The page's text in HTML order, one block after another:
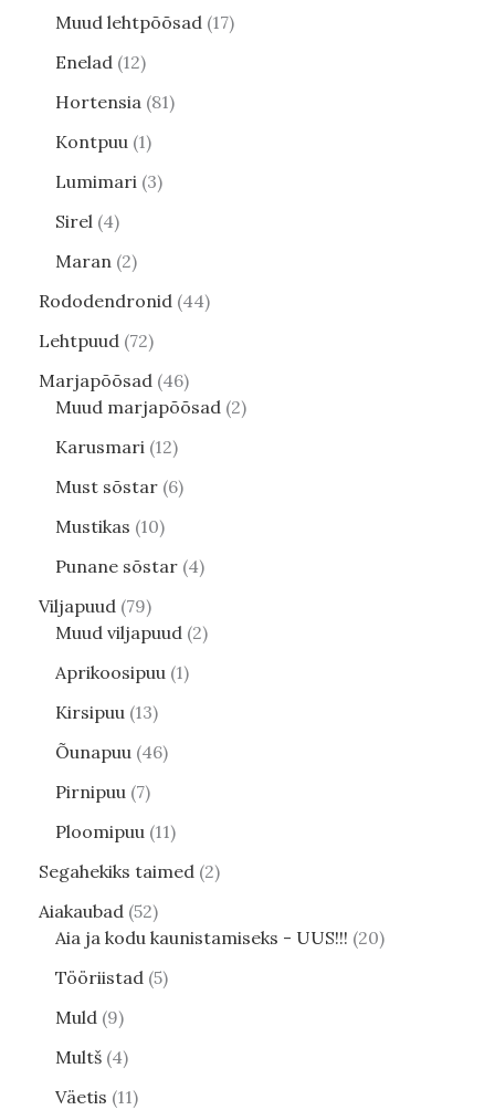
Muud lehtpõõsad 17
Enelad 12
Hortensia 81
Kontpuu 1
Lumimari 3
Sirel 4
Maran 2
Rododendronid 44
Lehtpuud 72
Marjapõõsad 46
Muud marjapõõsad 2
Karusmari 12
Must sõstar 6
Mustikas 10
Punane sõstar 4
Viljapuud 79
Muud viljapuud 2
Aprikoosipuu 1
Kirsipuu 13
Õunapuu 46
Pirnipuu 7
Ploomipuu 11
Segahekiks taimed 2
Aiakaubad 52
Aia ja kodu kaunistamiseks - UUS!!! 20
Tööriistad 5
Muld 9
Multš 4
Väetis 11